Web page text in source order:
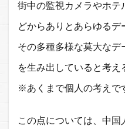
街中の監視カメラやホ
どからありとあらゆるデ
その多種多様な莫大なデ
を生み出していると考え
※あくまで個人の考えで
この点については、中